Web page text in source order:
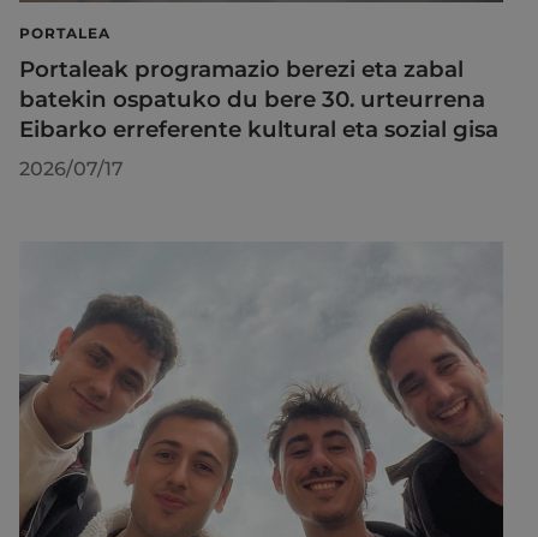
PORTALEA
Portaleak programazio berezi eta zabal
batekin ospatuko du bere 30. urteurrena
Eibarko erreferente kultural eta sozial gisa
2026/07/17